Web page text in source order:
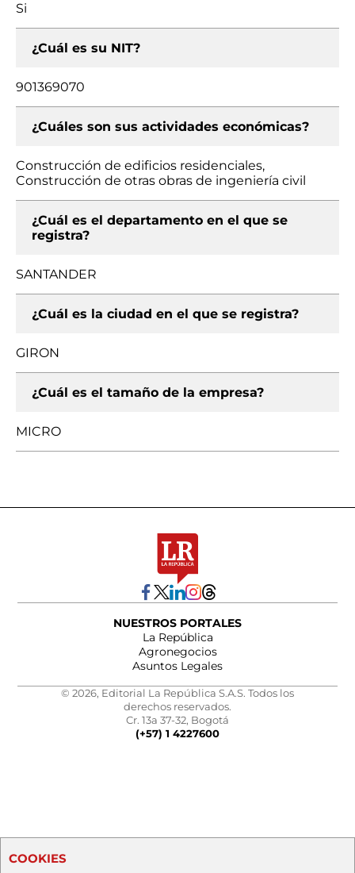
Si
¿Cuál es su NIT?
901369070
¿Cuáles son sus actividades económicas?
Construcción de edificios residenciales,
Construcción de otras obras de ingeniería civil
¿Cuál es el departamento en el que se
registra?
SANTANDER
¿Cuál es la ciudad en el que se registra?
GIRON
¿Cuál es el tamaño de la empresa?
MICRO
NUESTROS PORTALES
La República
Agronegocios
Asuntos Legales
© 2026, Editorial La República S.A.S. Todos los
derechos reservados.
Cr. 13a 37-32, Bogotá
(+57) 1 4227600
COOKIES